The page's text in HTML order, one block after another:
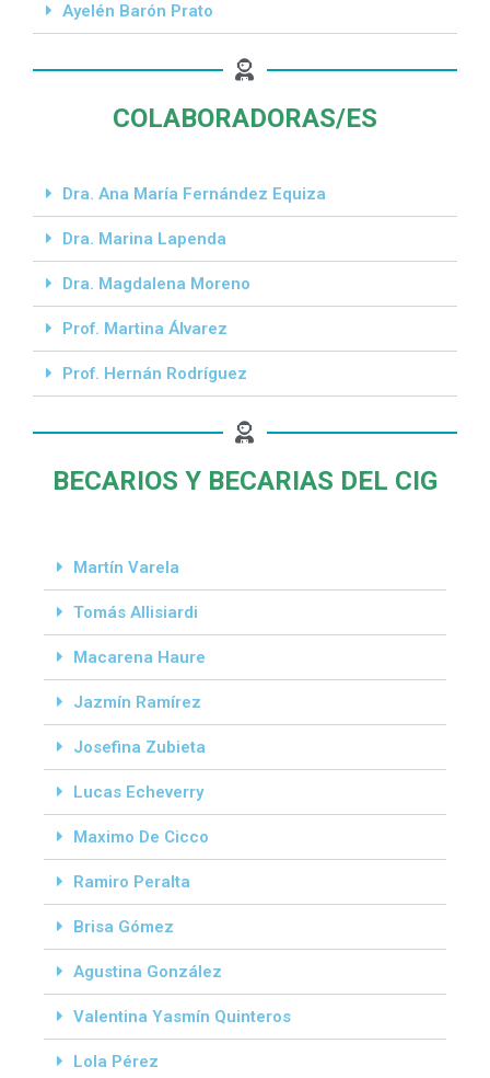
Ayelén Barón Prato
COLABORADORAS/ES
Dra. Ana María Fernández Equiza
Dra. Marina Lapenda
Dra. Magdalena Moreno
Prof. Martina Álvarez
Prof. Hernán Rodríguez
BECARIOS Y BECARIAS DEL CIG
Martín Varela
Tomás Allisiardi
Macarena Haure
Jazmín Ramírez
Josefina Zubieta
Lucas Echeverry
Maximo De Cicco
Ramiro Peralta
Brisa Gómez
Agustina González
Valentina Yasmín Quinteros
Lola Pérez